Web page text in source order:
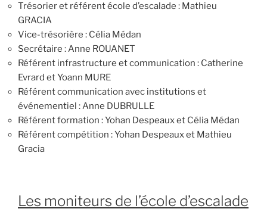
Trésorier et référent école d’escalade : Mathieu
GRACIA
Vice-trésorière : Célia Médan
Secrétaire : Anne ROUANET
Référent infrastructure et communication : Catherine
Evrard et Yoann MURE
Référent communication avec institutions et
événementiel : Anne DUBRULLE
Référent formation : Yohan Despeaux et Célia Médan
Référent compétition : Yohan Despeaux et Mathieu
Gracia
Les moniteurs de l’école d’escalade